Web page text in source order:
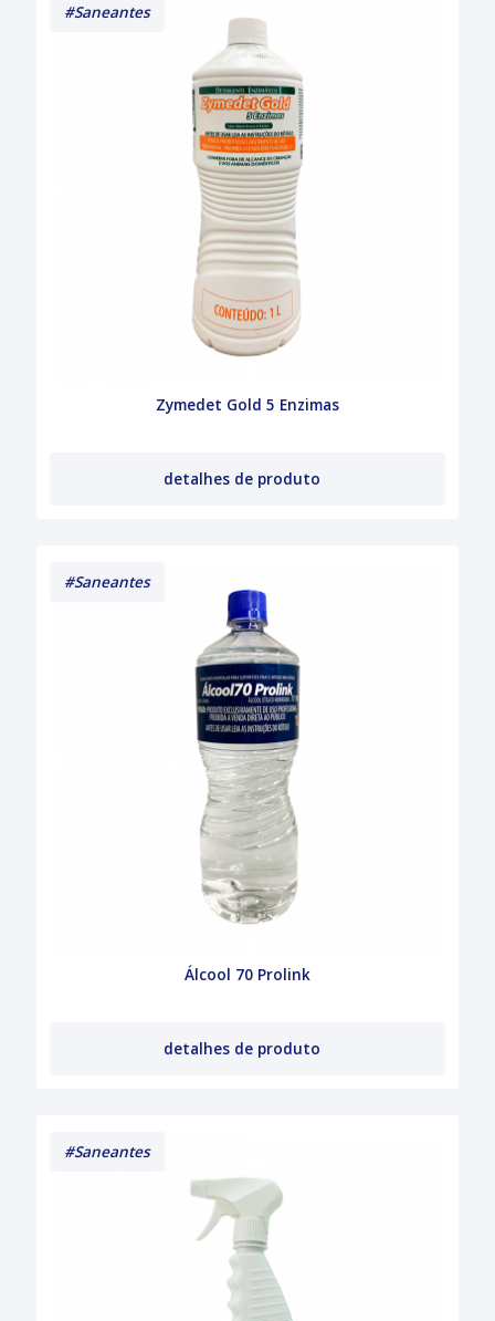
Zymedet Gold 5 Enzimas
detalhes de produto
#Saneantes
Álcool 70 Prolink
detalhes de produto
#Saneantes
#Saneantes